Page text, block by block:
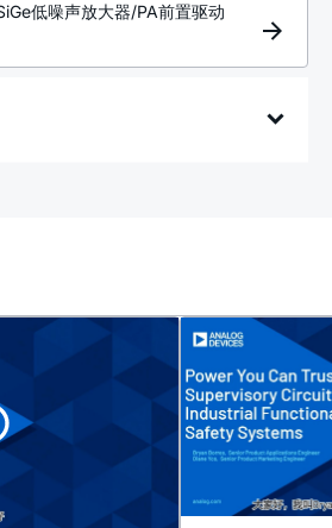
低噪声放大器/PA前置驱动